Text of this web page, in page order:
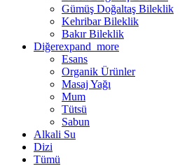
Gümüş Doğaltaş Bileklik
Kehribar Bileklik
Bakır Bileklik
Diğerexpand_more
Esans
Organik Ürünler
Masaj Yağı
Mum
Tütsü
Sabun
Alkali Su
Dizi
Tümü